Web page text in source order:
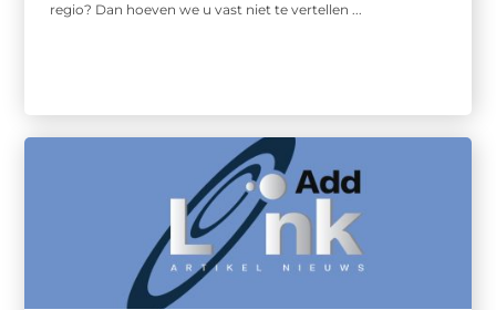
regio? Dan hoeven we u vast niet te vertellen ...